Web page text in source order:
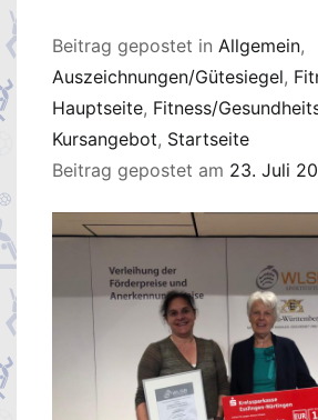
Beitrag gepostet in Allgemein,
Auszeichnungen/Gütesiegel,
Hauptseite, Fitness/
Kursangebot, Startseite
Beitrag gepostet am 23. Juli